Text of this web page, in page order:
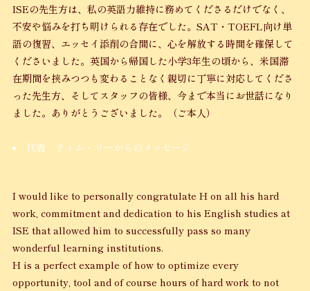
ISEの先生方は、私の英語力維持に務めてくださるだけでなく、
不安や悩みを打ち明けられる存在でした。SAT・TOEFL向け単
語の復習、エッセイ添削の合間に、心を解放する時間を確保して
くださいました。英国から帰国した小学3年生の頃から、米国滞
在期間を挟みつつも変わることなく親切に丁寧に対応してくださ
った先生方、そしてスタッフの皆様、今まで本当にお世話になり
ました。ありがとうございました。（ご本人）
代表 ティム・リーからのメッセージ
I would like to personally congratulate H on all his hard
work, commitment and dedication to his English studies at
ISE that allowed him to successfully pass so many
wonderful learning institutions.
H is a perfect example of how to optimize every
opportunity, tool and of course hours of hard work to not